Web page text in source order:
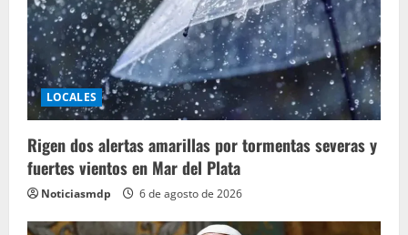
LOCALES
Rigen dos alertas amarillas por tormentas severas y
fuertes vientos en Mar del Plata
Noticiasmdp 6 de agosto de 2026